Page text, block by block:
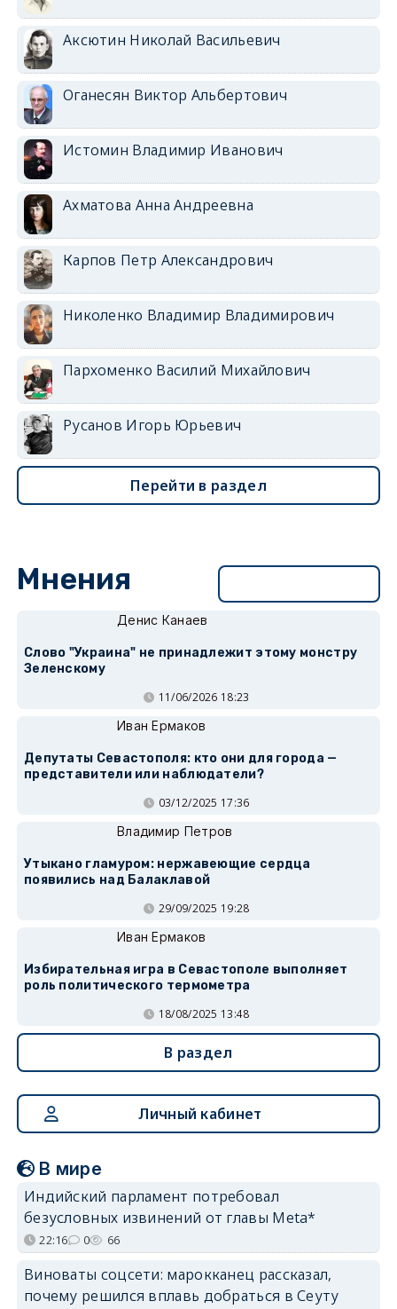
Аксютин Николай Васильевич
Оганесян Виктор Альбертович
Истомин Владимир Иванович
Ахматова Анна Андреевна
Карпов Петр Александрович
Николенко Владимир Владимирович
Пархоменко Василий Михайлович
Русанов Игорь Юрьевич
Перейти в раздел
Мнения
Денис Канаев
Слово "Украина" не принадлежит этому монстру
Зеленскому
11/06/2026 18:23
Иван Ермаков
Депутаты Севастополя: кто они для города —
представители или наблюдатели?
03/12/2025 17:36
Владимир Петров
Утыкано гламуром: нержавеющие сердца
появились над Балаклавой
29/09/2025 19:28
Иван Ермаков
Избирательная игра в Севастополе выполняет
роль политического термометра
18/08/2025 13:48
В раздел
Личный кабинет
В мире
Индийский парламент потребовал
безусловных извинений от главы Meta*
22:16 0 66
Виноваты соцсети: марокканец рассказал,
почему решился вплавь добраться в Сеуту